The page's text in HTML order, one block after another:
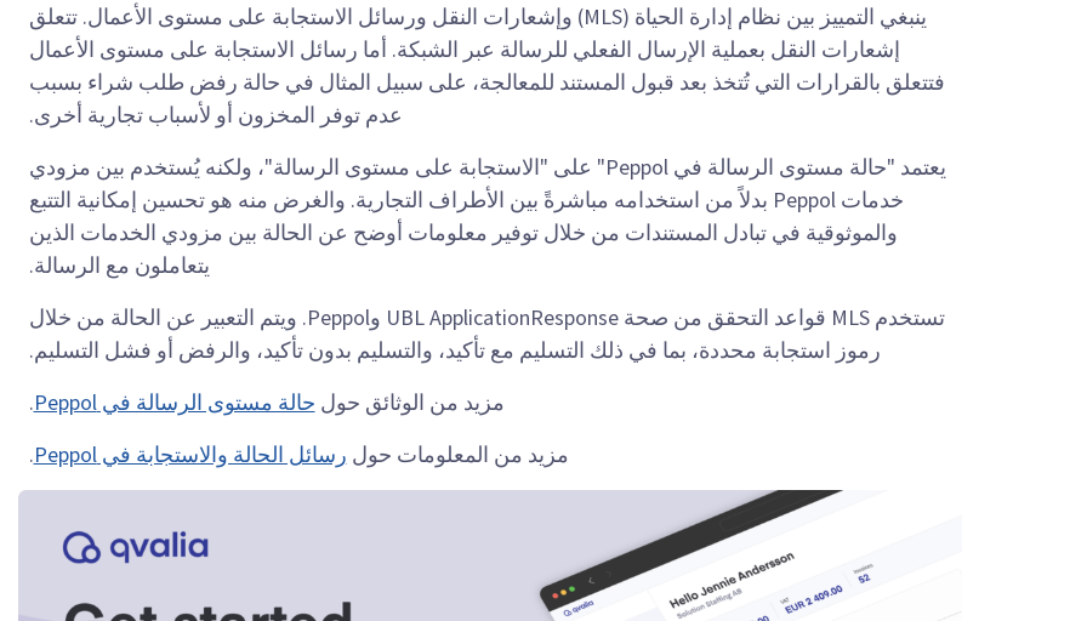
ينبغي التمييز بين نظام إدارة الحياة (MLS) وإشعارات النقل ورسائل الاستجابة على مستوى الأعمال. تتعلق
إشعارات النقل بعملية الإرسال الفعلي للرسالة عبر الشبكة. أما رسائل الاستجابة على مستوى الأعمال
فتتعلق بالقرارات التي تُتخذ بعد قبول المستند للمعالجة، على سبيل المثال في حالة رفض طلب شراء بسبب
عدم توفر المخزون أو لأسباب تجارية أخرى.
يعتمد "حالة مستوى الرسالة في Peppol" على "الاستجابة على مستوى الرسالة"، ولكنه يُستخدم بين مزودي
خدمات Peppol بدلاً من استخدامه مباشرةً بين الأطراف التجارية. والغرض منه هو تحسين إمكانية التتبع
والموثوقية في تبادل المستندات من خلال توفير معلومات أوضح عن الحالة بين مزودي الخدمات الذين
يتعاملون مع الرسالة.
تستخدم MLS قواعد التحقق من صحة UBL ApplicationResponse وPeppol. ويتم التعبير عن الحالة من خلال
رموز استجابة محددة، بما في ذلك التسليم مع تأكيد، والتسليم بدون تأكيد، والرفض أو فشل التسليم.
مزيد من الوثائق حول حالة مستوى الرسالة في Peppol
.
مزيد من المعلومات حول رسائل الحالة والاستجابة في Peppol .